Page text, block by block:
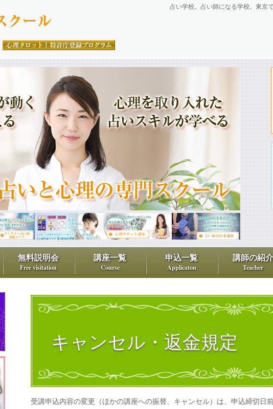
占い学校。占い師になる学校。東京
無料説明会
Free visitation
講座一覧
Course
申込一覧
Applicaton
講師の紹介
Teacher
キャンセル・返金規定
受講申込内容の変更（ほかの講座への振替、キャンセル）は、申込締切日